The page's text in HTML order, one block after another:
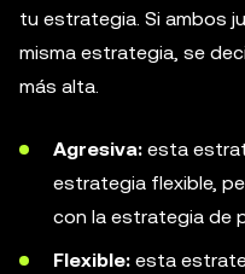
tu estrategia. Si ambos
misma estrategia, se
más alta.
Agresiva: esta
estrategia flexible,
con la estrategia de
Flexible: esta